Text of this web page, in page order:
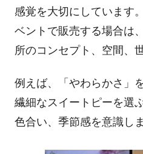
感覚を大切にしています
ベントで販売する場合は
所のコンセプト、空間、
例えば、「やわらかさ」
繊細なスイートピーを選
色合い、季節感を意識しま